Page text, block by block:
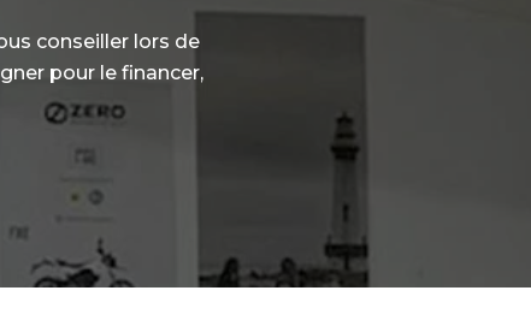
conseiller lors de
pour le financer,